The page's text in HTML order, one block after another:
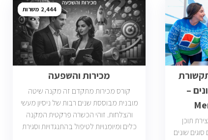
תקשורת
–
תוכן
שונים
2,444
מכירות והשפעה
קורס מכירות מתקדם זה מקנה שיטה
מובנית מבוססת שנים רבות של ניסיון מעשי
והצלחות. זוהי הכשרה פרקטית המקנה
כלים ומיומנויות לטיפול בהתנגדויות וסגירת